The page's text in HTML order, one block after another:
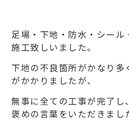
足場・下地・防水・シール
施工致しいました。
下地の不良箇所がかなり多
がかかりましたが、
無事に全ての工事が完了し
褒めの言葉をいただきまし